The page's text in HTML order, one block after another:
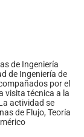
de Ingeniería
de Ingeniería de
por el
visita técnica a la
actividad se
de Flujo, Teoría